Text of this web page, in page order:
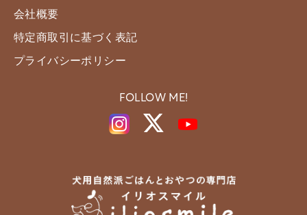
会社概要
特定商取引に基づく表記
プライバシーポリシー
FOLLOW ME!